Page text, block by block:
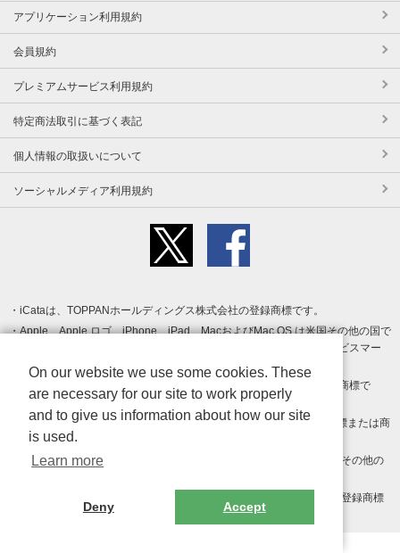
アプリケーション利用規約
会員規約
プレミアムサービス利用規約
特定商法取引に基づく表記
個人情報の取扱いについて
ソーシャルメディア利用規約
iCataは、TOPPANホールディングス株式会社の登録商標です。
Apple、Apple ロゴ、iPhone、iPad、MacおよびMac OS は米国その他の国で
登録された Apple Inc. の商標です。App Store は Apple Inc. のサービスマー
クです。
Android、Google Play および Google Play ロゴ は Google LLC の商標で
す。
Windows は Microsoft Inc.の米国およびその他の国における登録商標または商
標です。
Adobe、Adobe Reader、Adobe PDF は、Adobe Inc.の米国およびその他の
その他、記載されている会社名、商品名、ロゴは各社の商標または登録商標
On our website we use some cookies. These
are necessary for our site to work properly
and to give us information about how our site
is used.
Learn more
Deny Accept